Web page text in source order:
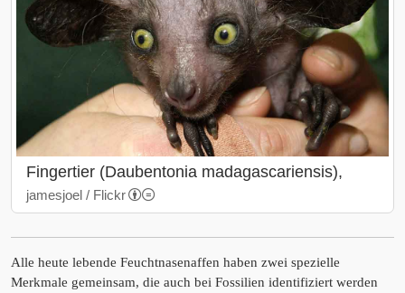
Fingertier (Daubentonia madagascariensis),
jamesjoel / Flickr
Alle heute lebende Feuchtnasenaffen haben zwei spezielle
Merkmale gemeinsam, die auch bei Fossilien identifiziert werden